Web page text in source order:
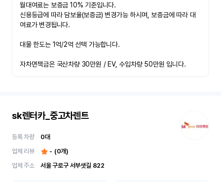
월대여료는 보증금 10% 기준입니다.
신용등급에 따라 담보율(보증금) 변경가능 하시며, 보증금에 따라 대
여료가 변경됩니다.
대물 한도는 1억/2억 선택 가능합니다.
자차면책금은 국산차량 30만원 / EV, 수입차량 50만원 입니다.
sk렌터카_중고차렌트
등록 차량 0대
업체 리뷰
- (0개)
업체 주소
서울 구로구 서부샛길 822